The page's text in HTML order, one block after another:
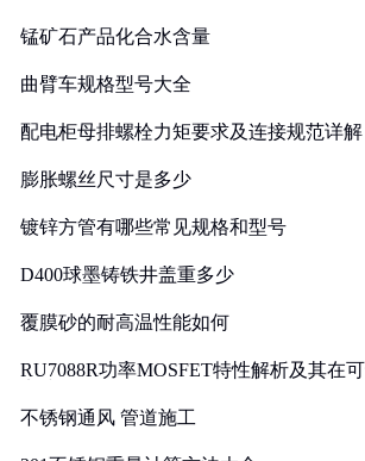
锰矿石产品化合水含量
曲臂车规格型号大全
配电柜母排螺栓力矩要求及连接规范详解
膨胀螺丝尺寸是多少
镀锌方管有哪些常见规格和型号
D400球墨铸铁井盖重多少
覆膜砂的耐高温性能如何
RU7088R功率MOSFET特性解析及其在
不锈钢通风 管道施工